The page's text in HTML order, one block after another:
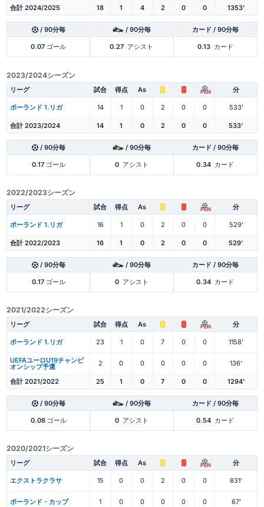
合計 2024/2025 18 1 4 2 0 0 1353'
/ 90分毎 / 90分毎 カード / 90分毎
0.07 ゴール 0.27 アシスト 0.13 カード
2023/2024シーズン
リーグ 試合 得点 As PEN 分
ポーランド 1.リガ 14 1 0 2 0 0 533'
合計 2023/2024 14 1 0 2 0 0 533'
/ 90分毎 / 90分毎 カード / 90分毎
0.17ゴール 0 アシスト 0.34 カード
2022/2023シーズン
リーグ 試合 得点 As PEN 分
ポーランド 1.リガ 16 1 0 2 0 0 529'
合計 2022/2023 16 1 0 2 0 0 529'
/ 90分毎 / 90分毎 カード / 90分毎
0.17ゴール 0 アシスト 0.34 カード
2021/2022シーズン
リーグ 試合 得点 As PEN 分
ポーランド 1.リガ 23 1 0 7 0 0 1158'
UEFAユーロU19チャンピ
オンシップ予選 2 0 0 0 0 0 136'
合計 2021/2022 25 1 0 7 0 0 1294'
/ 90分毎 / 90分毎 カード / 90分毎
0.08ゴール 0 アシスト 0.54 カード
2020/2021シーズン
リーグ 試合 得点 As PEN 分
エクストラクラサ 15 0 0 2 0 0 831'
ポーランド・カップ 1 0 0 0 0 0 67'